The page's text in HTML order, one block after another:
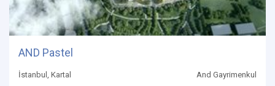
AND Pastel
İstanbul, Kartal And Gayrimenkul